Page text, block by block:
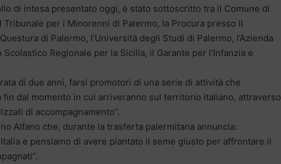
di intesa presentato oggi, è stato sottoscritto tra il Comune di
per i Minorenni di Palermo, la Procura presso il
di Palermo, l’Università degli Studi di Palermo, l’Azienda
Regionale per la Sicilia, il Garante per l’Infanzia e
di due anni, farsi promotori di una serie di attività che
dal momento in cui arriveranno sul territorio italiano, attraverso
di accompagnamento”.
Alfano che, durante la trasferta palermitana annuncia:
Italia e pensiamo di avere piantato il seme giusto per affrontare il